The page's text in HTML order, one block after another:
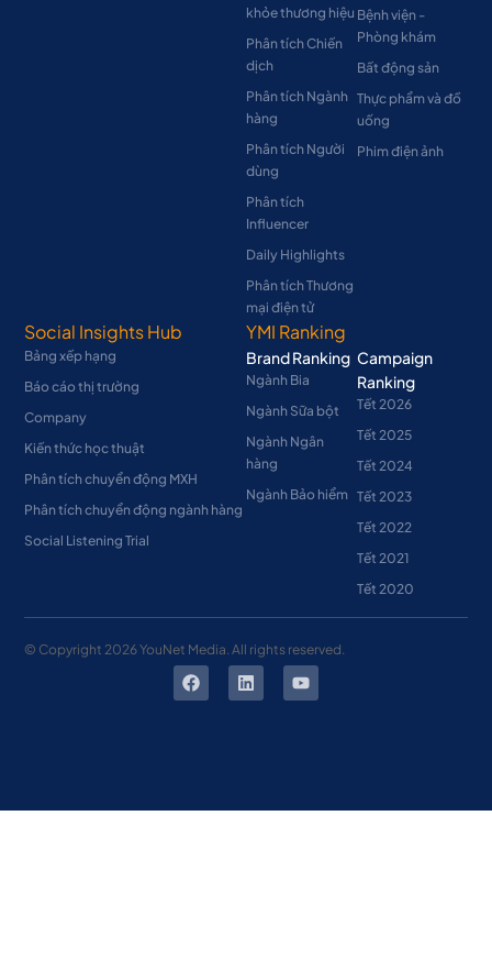
khỏe thương hiệu
Phân tích Chiến
dịch
Phân tích Ngành
hàng
Phân tích Người
dùng
Phân tích
Influencer
Daily Highlights
Phân tích Thương
mại điện tử
Bệnh viện -
Phòng khám
Bất động sản
Thực phẩm và đồ
uống
Phim điện ảnh
Social Insights Hub
Bảng xếp hạng
Báo cáo thị trường
Company
Kiến thức học thuật
Phân tích chuyển động MXH
Phân tích chuyển động ngành hàng
Social Listening Trial
YMI Ranking
Brand Ranking
Ngành Bia
Ngành Sữa bột
Ngành Ngân
hàng
Ngành Bảo hiểm
Campaign
Ranking
Tết 2026
Tết 2025
Tết 2024
Tết 2023
Tết 2022
Tết 2021
Tết 2020
© Copyright 2026YouNet Media. All rights reserved.